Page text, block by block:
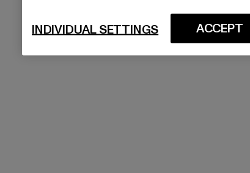
ACCEPT
INDIVIDUAL SETTINGS